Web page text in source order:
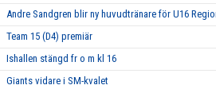
Andre Sandgren blir ny huvudtränare för U16
Team 15 (D4) premiär
Ishallen stängd fr o m kl 16
Giants vidare i SM-kvalet